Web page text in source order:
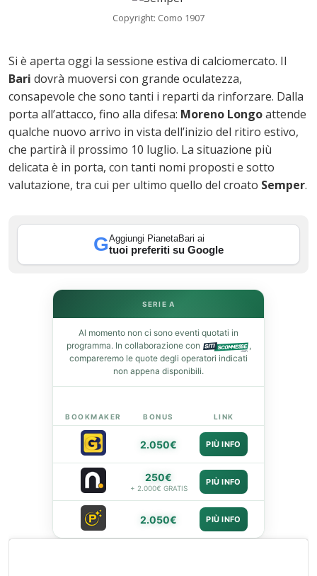
Copyright: Como 1907
Si è aperta oggi la sessione estiva di calciomercato. Il
Bari dovrà muoversi con grande oculatezza,
consapevole che sono tanti i reparti da rinforzare. Dalla
porta all’attacco, fino alla difesa: Moreno Longoattende
qualche nuovo arrivo in vista dell’inizio del ritiro estivo,
che partirà il prossimo 10 luglio. La situazione più
delicata è in porta, con tanti nomi proposti e sotto
valutazione, tra cui per ultimo quello del croato Semper.
GAggiungi PianetaBari ai
tuoi preferiti su Google
SERIE A
Al momento non ci sono eventi quotati in
programma. In collaborazione con
,
compareremo le quote degli operatori indicati
non appena disponibili.
BOOKMAKER BONUS LINK
2.050€ PIÙ INFO
250€
+ 2.000€ GRATIS
PIÙ INFO
2.050€ PIÙ INFO